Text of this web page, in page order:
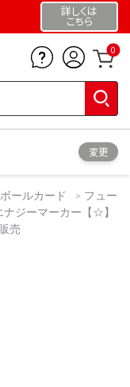
詳しくは
こちら
0
変更
ールカード
フュー
ジーマーカー【☆】
売